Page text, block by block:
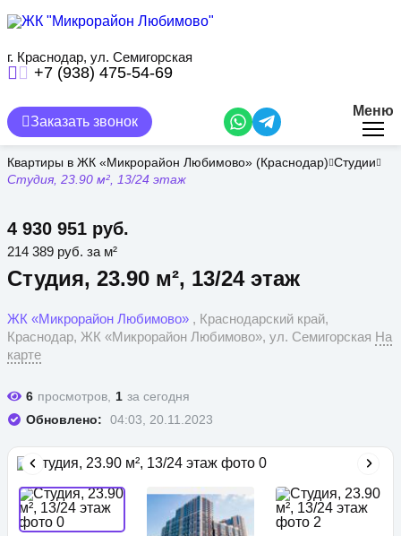
содержанию
г. Краснодар, ул. Семигорская
+7 (938) 475-54-69
Заказать звонок
Меню
Квартиры в ЖК «Микрорайон Любимово» (Краснодар) Студии
Студия, 23.90 м², 13/24 этаж
Студия, 23.90 м², 13/24 этаж
4 930 951 руб.
ЖК «Микрорайон Любимово» , Краснодарский край,
Краснодар, ЖК «Микрорайон Любимово», ул. Семигорская На
карте
214 389 руб. за м²
6 просмотров, 1 за сегодня
Обновлено:
04:03, 20.11.2023